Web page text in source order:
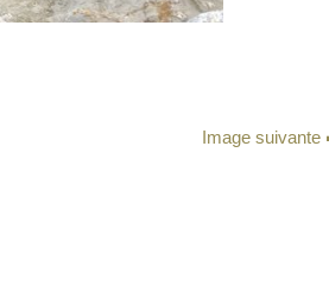
Image suivante